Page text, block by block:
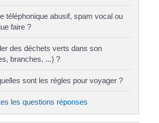
téléphonique abusif, spam vocal ou
faire ?
des déchets verts dans son
branches, ...) ?
sont les règles pour voyager ?
les questions réponses